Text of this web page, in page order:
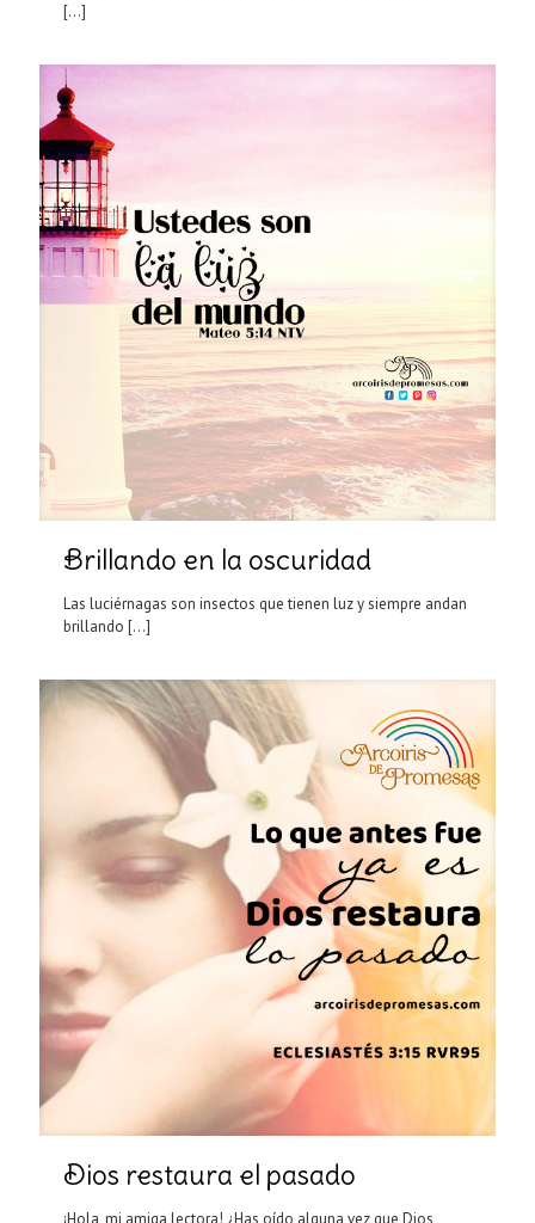
[…]
Brillando en la oscuridad
Las luciérnagas son insectos que tienen luz y siempre andan
brillando […]
Dios restaura el pasado
¡Hola, mi amiga lectora! ¿Has oído alguna vez que Dios